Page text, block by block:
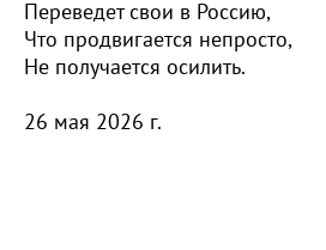
Переведет свои в Россию,
Что продвигается непросто,
Не получается осилить.
26 мая 2026 г.